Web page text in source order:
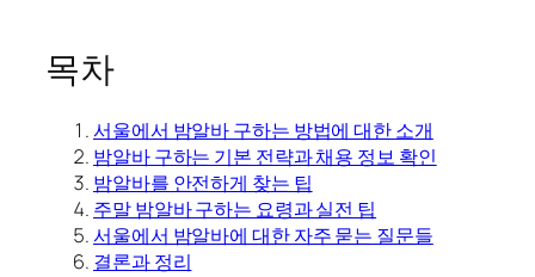
목차
서울에서 밤알바 구하는 방법에 대한 소개
밤알바 구하는 기본 전략과 채용 정보 확인
밤알바를 안전하게 찾는 팁
주말 밤알바 구하는 요령과 실전 팁
서울에서 밤알바에 대한 자주 묻는 질문들
결론과 정리